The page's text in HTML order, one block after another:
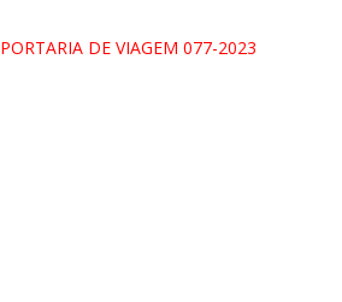
PORTARIA DE VIAGEM 077-2023